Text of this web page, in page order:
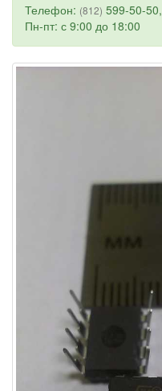
Телефон: (812) 599-50-50,
Пн-пт: с 9:00 до 18:00